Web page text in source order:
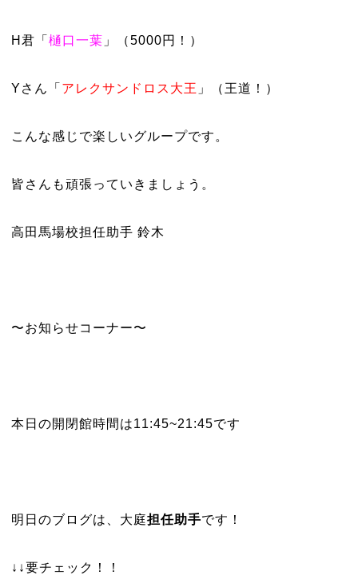
H君「 樋口一葉 」（5000円！）
Yさん「 アレクサンドロス大王 」（王道！）
こんな感じで楽しいグループです。
皆さんも頑張っていきましょう。
高田馬場校担任助手 鈴木
〜お知らせコーナー〜
本日の開閉館時間は11:45~21:45です
明日のブログは、大庭担任助手です！
↓↓要チェック！！